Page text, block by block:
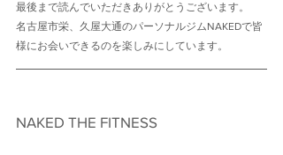
最後まで読んでいただきありがとうございます。
名古屋市栄、久屋大通のパーソナルジムNAKEDで皆
様にお会いできるのを楽しみにしています。
NAKED THE FITNESS